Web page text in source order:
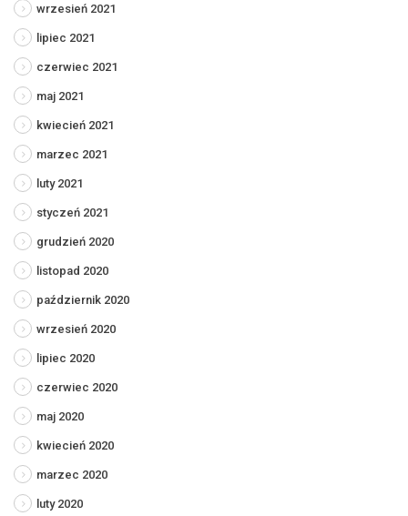
wrzesień 2021
lipiec 2021
czerwiec 2021
maj 2021
kwiecień 2021
marzec 2021
luty 2021
styczeń 2021
grudzień 2020
listopad 2020
październik 2020
wrzesień 2020
lipiec 2020
czerwiec 2020
maj 2020
kwiecień 2020
marzec 2020
luty 2020